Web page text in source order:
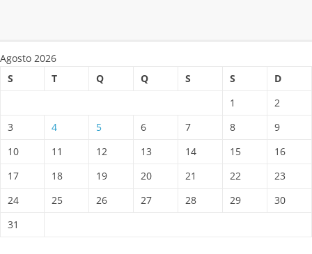
Agosto 2026
S
T Q Q S S
D
1
2
3
4 5 6 7 8
9
10
11 12 13 14 15
16
17
18 19 20 21 22
23
24
25 26 27 28 29
30
31